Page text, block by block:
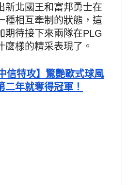
新北國王和富邦勇士在
種相互牽制的狀態，這
期待接下來兩隊在PLG
麼樣的精采表現了。
信特攻】驚艷歐式球風
年就奪得冠軍！